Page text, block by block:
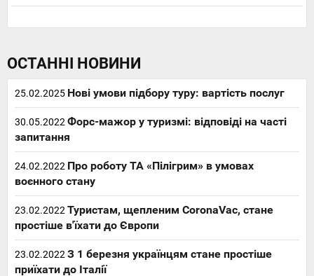
ОСТАННІ НОВИНИ
25.02.2025 Нові умови підбору туру: вартість послуг
30.05.2022Форс-мажор у туризмі: відповіді на часті
запитання
24.02.2022 Про роботу ТА «Пілігрим» в умовах
воєнного стану
23.02.2022Туристам, щепленим CoronaVac, стане
простіше в'їхати до Європи
23.02.2022З 1 березня українцям стане простіше
приїхати до Італії